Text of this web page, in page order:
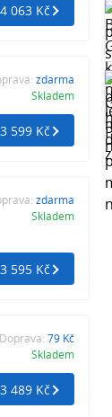
063 Kč
zdarma
Skladem
599 Kč
zdarma
Skladem
595 Kč
Doprava: 79 Kč
Skladem
489 Kč